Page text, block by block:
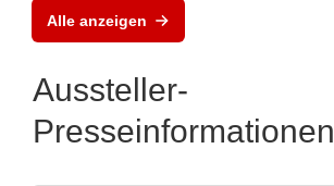
Alle anzeigen
Aussteller-
Presseinformationen